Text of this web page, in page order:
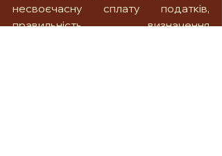
несвоєчасну сплату податків,
правильність визначення